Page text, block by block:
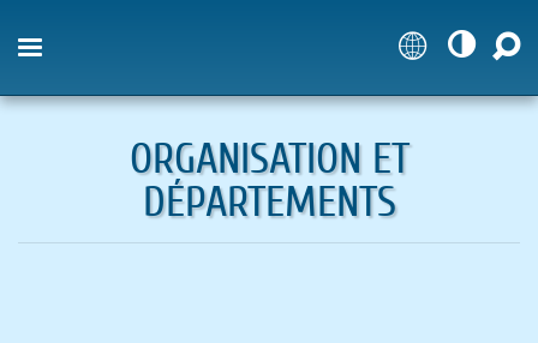
  
ORGANISATION ET
DÉPARTEMENTS